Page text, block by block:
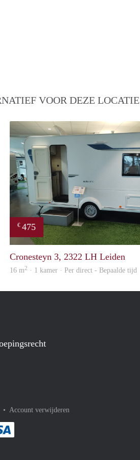
VOOR DEZE LOCATIE
€ 475
Cronesteyn 3, 2322 LH Leiden
16 m2 · 1 kamer · Per direct - Bepaalde tijd
Account verwijderen
af met Mastercardaf met Meastro